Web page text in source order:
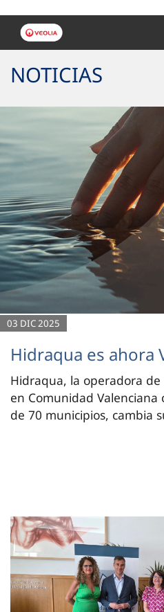
NOTICIAS
03 DIC 2025
Hidraqua es ahora
Hidraqua, la operadora
en Comunidad Valenciana
de 70 municipios, cambia